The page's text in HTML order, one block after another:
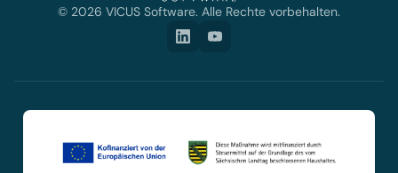
© 2026 VICUS Software. Alle Rechte vorbehalten.